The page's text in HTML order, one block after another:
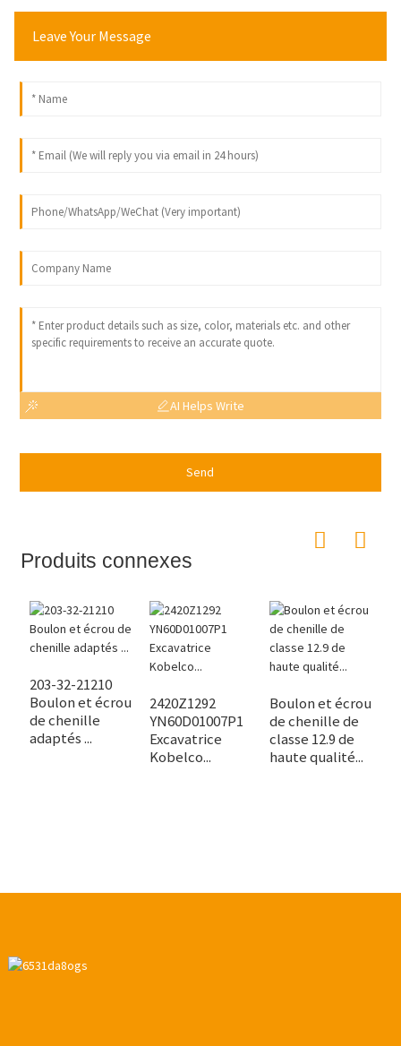
Leave Your Message
AI Helps Write
Send
Produits connexes
203-32-21210
Boulon et écrou
de chenille
adaptés ...
2420Z1292
YN60D01007P1
Excavatrice
Kobelco...
Boulon et écrou
de chenille de
classe 12.9 de
haute qualité...